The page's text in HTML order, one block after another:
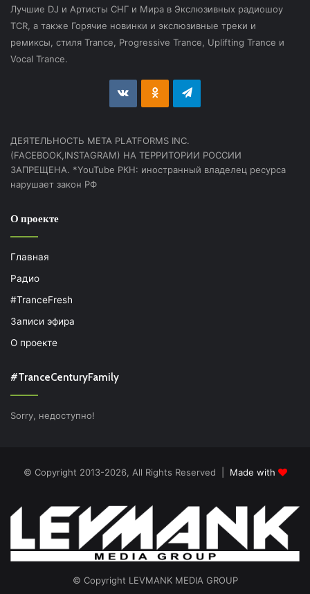
Лучшие DJ и Артисты СНГ и Мира в Экслюзивных радиошоу
TCR, а также Горячие новинки и экслюзивные треки и
ремиксы, стиля Trance, Progressive Trance, Uplifting Trance и
Vocal Trance.
vk.com Odnoklassniki
Telegram
ДЕЯТЕЛЬНОСТЬ МЕТА PLATFORMS INC.
(FACEBOOK,INSTAGRAM) НА ТЕРРИТОРИИ РОССИИ
ЗАПРЕЩЕНА. *YouTube РКН: иностранный владелец ресурса
нарушает закон РФ
О проекте
Главная
Радио
#TranceFresh
Записи эфира
О проекте
#TranceCenturyFamily
Sorry, недоступно!
© Copyright 2013-2026, All Rights Reserved | Made with
© Copyright LEVMANK MEDIA GROUP